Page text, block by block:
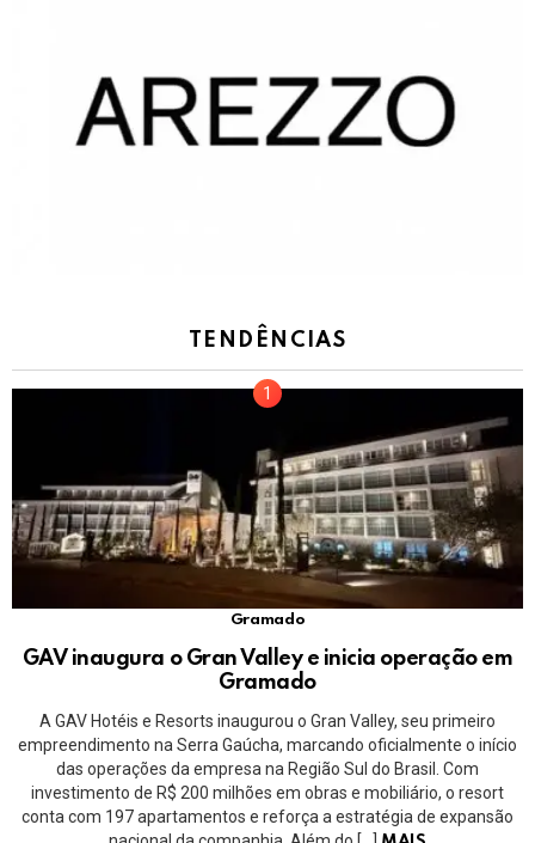
TENDÊNCIAS
Gramado
GAV inaugura o Gran Valley e inicia operação em
Gramado
A GAV Hotéis e Resorts inaugurou o Gran Valley, seu primeiro
empreendimento na Serra Gaúcha, marcando oficialmente o início
das operações da empresa na Região Sul do Brasil. Com
investimento de R$ 200 milhões em obras e mobiliário, o resort
conta com 197 apartamentos e reforça a estratégia de expansão